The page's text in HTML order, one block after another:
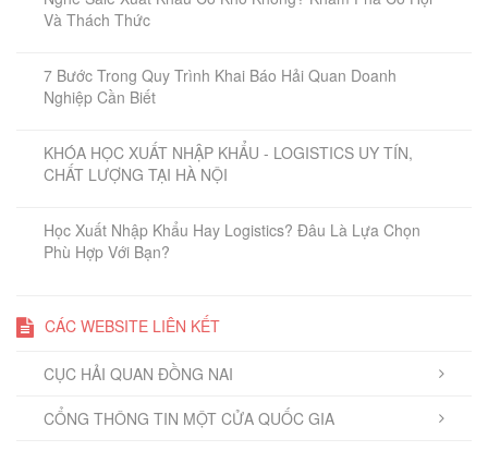
Và Thách Thức
7 Bước Trong Quy Trình Khai Báo Hải Quan Doanh
Nghiệp Cần Biết
KHÓA HỌC XUẤT NHẬP KHẨU - LOGISTICS UY TÍN,
CHẤT LƯỢNG TẠI HÀ NỘI
Học Xuất Nhập Khẩu Hay Logistics? Đâu Là Lựa Chọn
Phù Hợp Với Bạn?
CÁC WEBSITE LIÊN KẾT
CỤC HẢI QUAN ĐỒNG NAI
CỔNG THÔNG TIN MỘT CỬA QUỐC GIA